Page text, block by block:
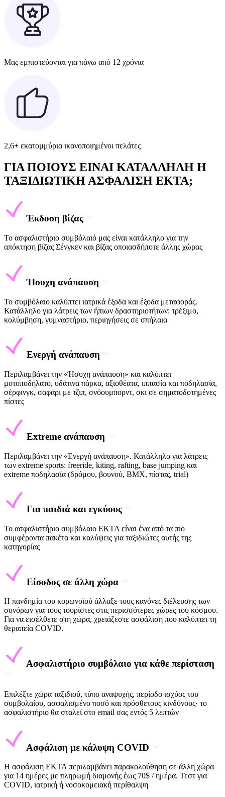
Μας εμπιστεύονται για πάνω από 12 χρόνια
2,6+ εκατομμύρια ικανοποιημένοι πελάτες
ΓΙΑ ΠΟΙΟΥΣ ΕΙΝΑΙ ΚΑΤΑΛΛΗΛΗ Η
ΤΑΞΙΔΙΩΤΙΚΗ ΑΣΦΑΛΙΣΗ EKTA;
Έκδοση βίζας
Το ασφαλιστήριο συμβόλαιό μας είναι κατάλληλο για την
απόκτηση βίζας Σένγκεν και βίζας οποιασδήποτε άλλης χώρας
Ήσυχη ανάπαυση
Το συμβόλαιο καλύπτει ιατρικά έξοδα και έξοδα μεταφοράς.
Κατάλληλο για λάτρεις των ήπιων δραστηριοτήτων: τρέξιμο,
κολύμβηση, γυμναστήριο, περιηγήσεις σε σπήλαια
Ενεργή ανάπαυση
Περιλαμβάνει την «Ήσυχη ανάπαυση» και καλύπτει
μοτοποδήλατο, υδάτινα πάρκα, αξιοθέατα, ιππασία και ποδηλασία,
σέρφινγκ, σαφάρι με τζιπ, σνόουμπορντ, σκι σε σηματοδοτημένες
πίστες
Extreme ανάπαυση
Περιλαμβάνει την «Ενεργή ανάπαυση». Κατάλληλο για λάτρεις
των extreme sports: freeride, kiting, rafting, base jumping και
extreme ποδηλασία (δρόμου, βουνού, BMX, πίστας, trial)
Για παιδιά και εγκύους
Το ασφαλιστήριο συμβόλαιο EKTA είναι ένα από τα πιο
συμφέροντα πακέτα και καλύψεις για ταξιδιώτες αυτής της
κατηγορίας
Είσοδος σε άλλη χώρα
Η πανδημία του κορωνοϊού άλλαξε τους κανόνες διέλευσης των
συνόρων για τους τουρίστες στις περισσότερες χώρες του κόσμου.
Για να εισέλθετε στη χώρα, χρειάζεστε ασφάλιση που καλύπτει τη
θεραπεία COVID.
Ασφαλιστήριο συμβόλαιο για κάθε περίσταση
Επιλέξτε χώρα ταξιδιού, τύπο αναψυχής, περίοδο ισχύος του
συμβολαίου, ασφαλισμένο ποσό και πρόσθετους κινδύνους· το
ασφαλιστήριο θα σταλεί στο email σας εντός 5 λεπτών
Ασφάλιση με κάλυψη COVID
Η ασφάλιση EKTA περιλαμβάνει παρακολούθηση σε άλλη χώρα
για 14 ημέρες με πληρωμή διαμονής έως 70$ / ημέρα. Τεστ για
COVID, ιατρική ή νοσοκομειακή περίθαλψη